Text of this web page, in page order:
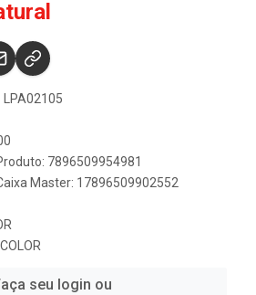
LPA02105
7896509954981
Master: 17896509902552
seu login ou